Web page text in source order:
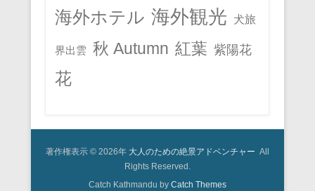
海外ホテル 海外観光 犬旅
界出雲 秋 Autumn 紅葉 紫陽花
花
著作権表示 © 2026年 大人のための絶景アドベンチャー All
Rights Reserved.
Catch Kathmandu by Catch Themes